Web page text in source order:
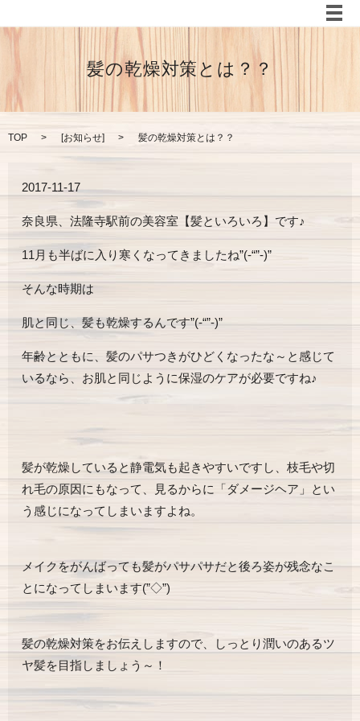
メ
髪の乾燥対策とは？？
TOP [お知らせ] 髪の乾燥対策とは？？
2017-11-17
奈良県、法隆寺駅前の美容室【髪といろいろ】です♪
11月も半ばに入り寒くなってきましたね”(-“”-)”
そんな時期は
肌と同じ、髪も乾燥するんです”(-“”-)”
年齢とともに、髪のパサつきがひどくなったな～と感じて
いるなら、お肌と同じように保湿のケアが必要ですね♪
髪が乾燥していると静電気も起きやすいですし、枝毛や切
れ毛の原因にもなって、見るからに「ダメージヘア」とい
う感じになってしまいますよね。
メイクをがんばっても髪がパサパサだと後ろ姿が残念なこ
とになってしまいます(”◇”)ゞ
髪の乾燥対策をお伝えしますので、しっとり潤いのあるツ
ヤ髪を目指しましょう～！